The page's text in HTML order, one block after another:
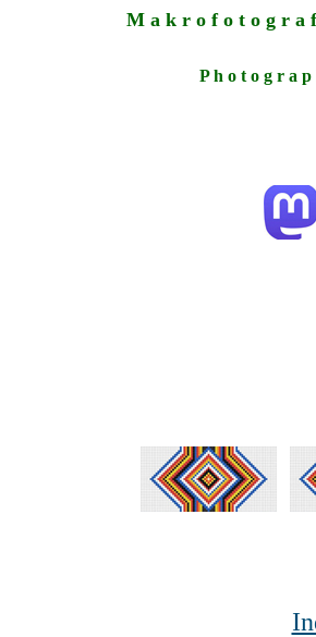
M a k r o f o t o g r
P h o t o g r a